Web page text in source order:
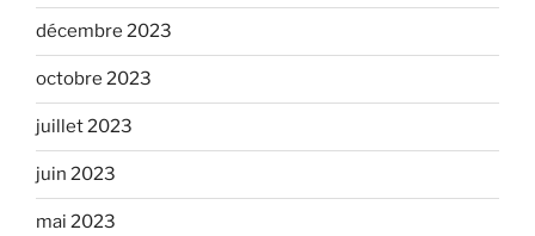
décembre 2023
octobre 2023
juillet 2023
juin 2023
mai 2023